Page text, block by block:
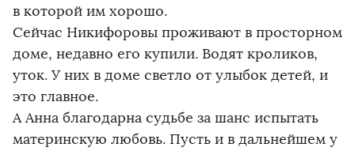
в которой им хорошо.
Сейчас Никифоровы проживают в просторном
доме, недавно его купили. Водят кроликов,
уток. У них в доме светло от улыбок детей, и
это главное.
А Анна благодарна судьбе за шанс испытать
материнскую любовь. Пусть и в дальнейшем у